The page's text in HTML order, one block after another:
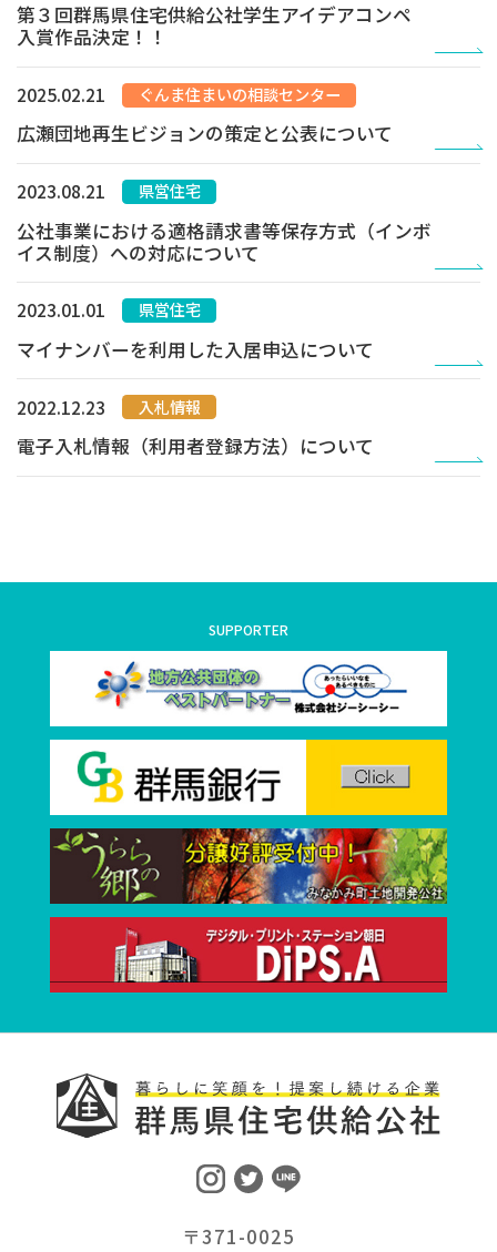
第３回群馬県住宅供給公社学生アイデアコンペ
入賞作品決定！！
ぐんま住まいの相談センター
2025.02.21
広瀬団地再生ビジョンの策定と公表について
県営住宅
2023.08.21
公社事業における適格請求書等保存方式（インボ
イス制度）への対応について
県営住宅
2023.01.01
マイナンバーを利用した入居申込について
入札情報
2022.12.23
電子入札情報（利用者登録方法）について
SUPPORTER
〒371-0025